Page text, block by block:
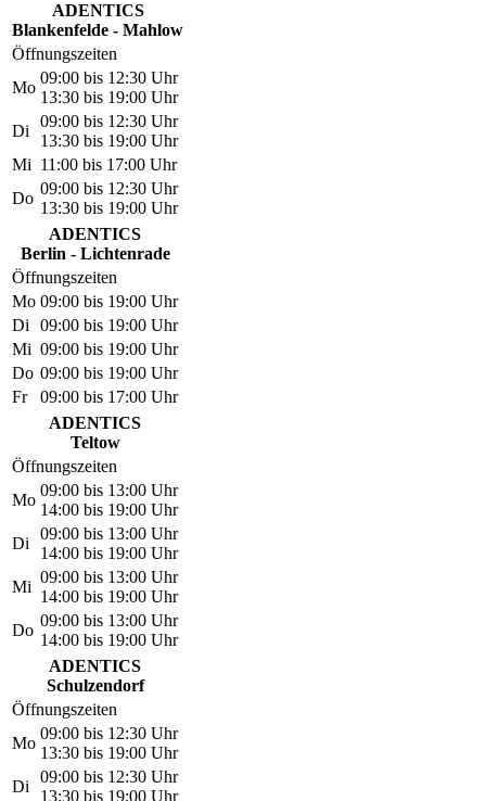
ADENTICS
Blankenfelde - Mahlow
Öffnungszeiten
Mo
09:00 bis 12:30 Uhr
13:30 bis 19:00 Uhr
Di
09:00 bis 12:30 Uhr
13:30 bis 19:00 Uhr
Mi 11:00 bis 17:00 Uhr
Do
09:00 bis 12:30 Uhr
13:30 bis 19:00 Uhr
ADENTICS
Berlin - Lichtenrade
Öffnungszeiten
Mo 09:00 bis 19:00 Uhr
Di
09:00 bis 19:00 Uhr
Mi 09:00 bis 19:00 Uhr
Do 09:00 bis 19:00 Uhr
Fr
09:00 bis 17:00 Uhr
ADENTICS
Teltow
Öffnungszeiten
Mo
09:00 bis 13:00 Uhr
14:00 bis 19:00 Uhr
Di
09:00 bis 13:00 Uhr
14:00 bis 19:00 Uhr
Mi
09:00 bis 13:00 Uhr
14:00 bis 19:00 Uhr
Do
09:00 bis 13:00 Uhr
14:00 bis 19:00 Uhr
ADENTICS
Schulzendorf
Öffnungszeiten
Mo
09:00 bis 12:30 Uhr
13:30 bis 19:00 Uhr
Di
09:00 bis 12:30 Uhr
13:30 bis 19:00 Uhr